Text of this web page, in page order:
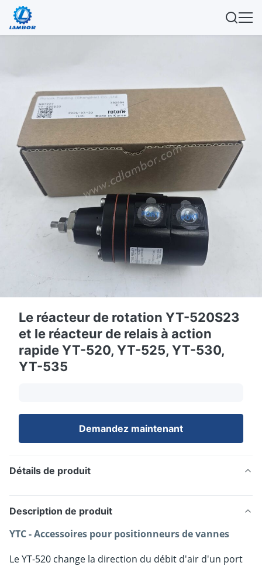
Le réacteur de rotation YT-520S23
et le réacteur de relais à action
rapide YT-520, YT-525, YT-530,
YT-535
Demandez maintenant
Détails de produit
Description de produit
YTC - Accessoires pour positionneurs de vannes
Le YT-520 change la direction du débit d'air d'un port